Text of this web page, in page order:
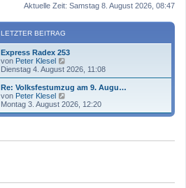
Aktuelle Zeit: Samstag 8. August 2026, 08:47
LETZTER BEITRAG
Express Radex 253
von Peter Klesel
e
u
e
t
r
i
Dienstag 4. August 2026, 11:08
Re: Volksfestumzug am 9. Augu…
von Peter Klesel
e
u
Montag 3. August 2026, 12:20